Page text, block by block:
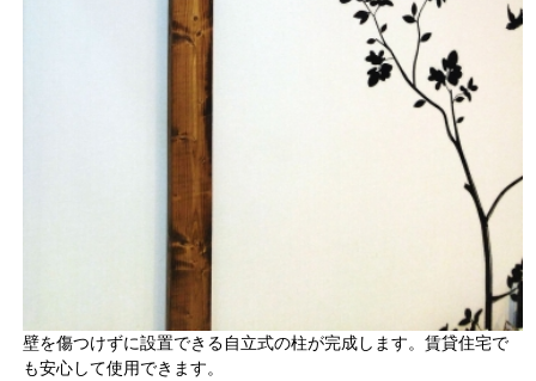
壁を傷つけずに設置できる自立式の柱が完成します。賃貸住宅で
も安心して使用できます。